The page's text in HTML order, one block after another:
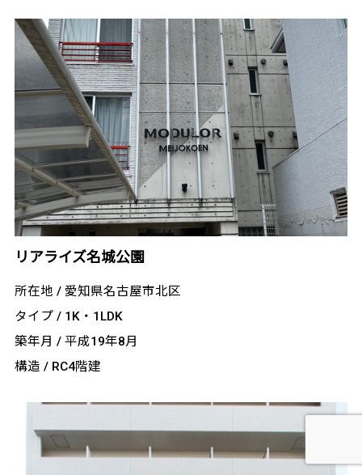
リアライズ名城公園
所在地 / 愛知県名古屋市北区
タイプ / 1K・1LDK
築年月 / 平成19年8月
構造 / RC4階建